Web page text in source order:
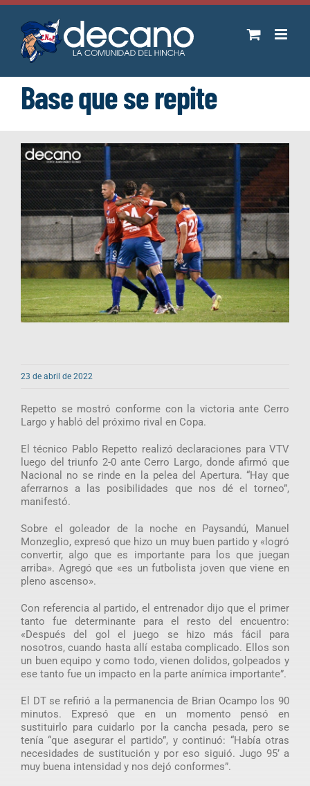
Saltar
contenido
Base que se repite
23 de abril de 2022
Repetto se mostró conforme con la victoria ante Cerro
Largo y habló del próximo rival en Copa.
El técnico Pablo Repetto realizó declaraciones para VTV
luego del triunfo 2-0 ante Cerro Largo, donde afirmó que
Nacional no se rinde en la pelea del Apertura. “Hay que
aferrarnos a las posibilidades que nos dé el torneo”,
manifestó.
Sobre el goleador de la noche en Paysandú, Manuel
Monzeglio, expresó que hizo un muy buen partido y «logró
convertir, algo que es importante para los que juegan
arriba». Agregó que «es un futbolista joven que viene en
pleno ascenso».
Con referencia al partido, el entrenador dijo que el primer
tanto fue determinante para el resto del encuentro:
«Después del gol el juego se hizo más fácil para
nosotros, cuando hasta allí estaba complicado. Ellos son
un buen equipo y como todo, vienen dolidos, golpeados y
ese tanto fue un impacto en la parte anímica importante”.
El DT se refirió a la permanencia de Brian Ocampo los 90
minutos. Expresó que en un momento pensó en
sustituirlo para cuidarlo por la cancha pesada, pero se
tenía “que asegurar el partido”, y continuó: “Había otras
necesidades de sustitución y por eso siguió. Jugo 95’ a
muy buena intensidad y nos dejó conformes”.